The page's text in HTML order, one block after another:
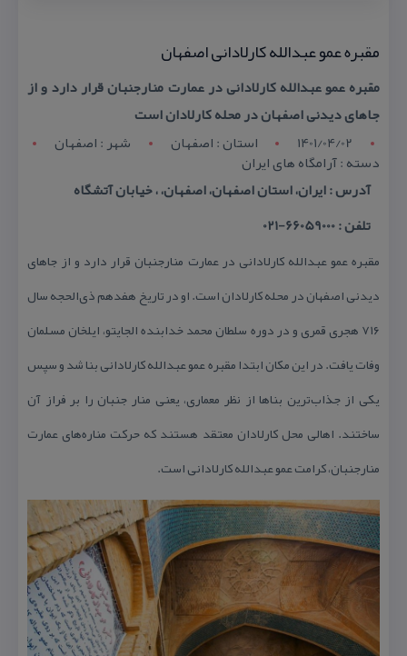
مقبره عمو عبدالله كارلادانی اصفهان
مقبره عمو عبدالله كارلادانی در عمارت منارجنبان قرار دارد و از
جاهای دیدنی اصفهان در محله كارلادان است
1401/04/02
استان : اصفهان شهر : اصفهان
دسته : آرامگاه های ایران
آدرس : ایران، استان اصفهان،‌ اصفهان، ، خیابان آتشگاه
تلفن : 66059000-021
مقبره عمو عبدالله كارلادانی در عمارت منارجنبان قرار دارد و از جاهای
دیدنی اصفهان در محله كارلادان است. او در تاریخ هفدهم ذی‌الحجه سال
۷۱۶ هجری قمری و در دوره سلطان محمد خدابنده الجایتو، ایلخان مسلمان
وفات یافت. در این مكان ابتدا مقبره عمو عبدالله كارلادانی بنا شد و سپس
یكی از جذاب‌ترین بناها از نظر معماری، یعنی منار جنبان را بر فراز آن
ساختند. اهالی محل كارلادان معتقد هستند كه حركت مناره‌های عمارت
منارجنبان، كرامت عمو عبدالله كارلادانی است.